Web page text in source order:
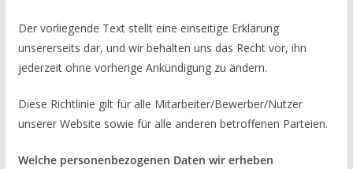
Der vorliegende Text stellt eine einseitige Erklärung
unsererseits dar, und wir behalten uns das Recht vor, ihn
jederzeit ohne vorherige Ankündigung zu ändern.
Diese Richtlinie gilt für alle Mitarbeiter/Bewerber/Nutzer
unserer Website sowie für alle anderen betroffenen Parteien.
Welche personenbezogenen Daten wir erheben